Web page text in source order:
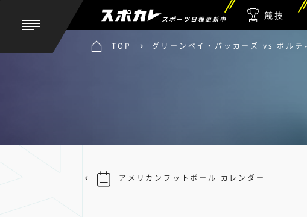
スポーツ日程更新中 競技
TOP グリーンベイ・パッカーズ vs ボルテ
アメリカンフットボール カレンダー